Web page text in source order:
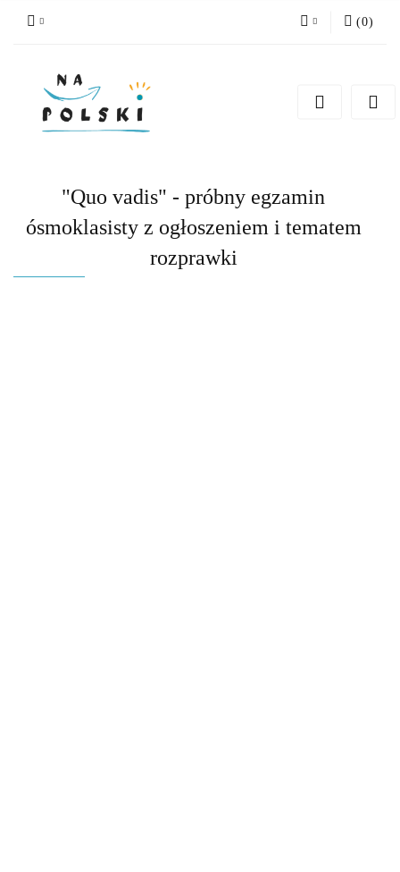
Zarejestruj się
(0)
"Quo vadis" - próbny egzamin
ósmoklasisty z ogłoszeniem i tematem
rozprawki